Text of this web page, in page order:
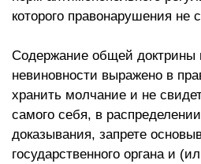
которого правонарушения не
Содержание общей доктрины
невиновности выражено в
хранить молчание и не
самого себя, в
доказывания, запрете
государственного органа и